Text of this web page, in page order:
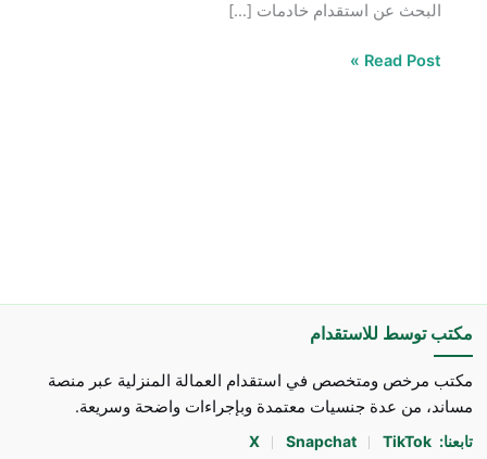
البحث عن استقدام خادمات […]
Read Post »
مكتب توسط للاستقدام
مكتب مرخص ومتخصص في استقدام العمالة المنزلية عبر منصة
مساند، من عدة جنسيات معتمدة وبإجراءات واضحة وسريعة.
تابعنا: X Snapchat TikTok